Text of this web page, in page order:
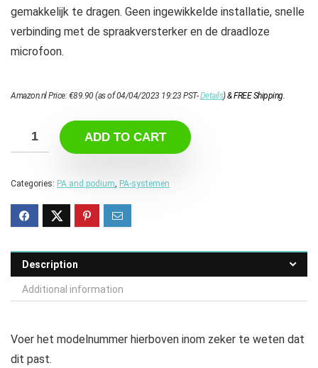
gemakkelijk te dragen. Geen ingewikkelde installatie, snelle
verbinding met de spraakversterker en de draadloze
microfoon.
Amazon.nl Price:€89.90(as of 04/04/2023 19:23 PST-Details)&FREE Shipping.
ADD TO CART
Categories: PA and podium, PA-systemen
Description
Additional information
Voer het modelnummer hierboven inom zeker te weten dat
dit past.